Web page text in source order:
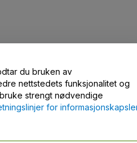
oss
du bruken av
nettstedets funksjonalitet og
strengt nødvendige
for